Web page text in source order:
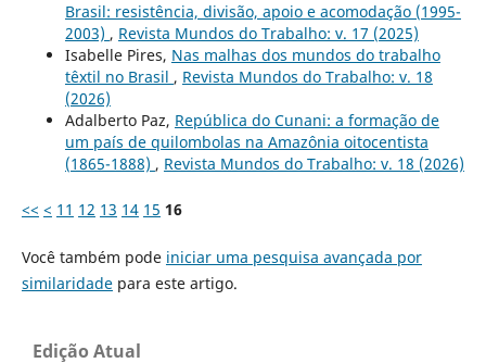
Brasil: resistência, divisão, apoio e acomodação (1995-
2003) , Revista Mundos do Trabalho: v. 17 (2025)
Isabelle Pires, Nas malhas dos mundos do trabalho
têxtil no Brasil , Revista Mundos do Trabalho: v. 18
(2026)
Adalberto Paz, República do Cunani: a formação de
um país de quilombolas na Amazônia oitocentista
(1865-1888) , Revista Mundos do Trabalho: v. 18 (2026)
<< < 11 12 13 14 15 16
Você também pode iniciar uma pesquisa avançada por
similaridadepara este artigo.
Edição Atual